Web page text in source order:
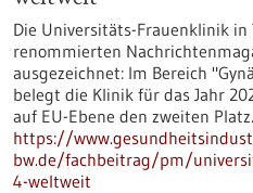
Die Universitäts-Frauenklinik
renommierten
ausgezeichnet: Im Bereich
belegt die Klinik für das Jahr
auf EU-Ebene den zweiten Platz.
https://
bw.de/fachbeitrag/pm/
4-weltweit